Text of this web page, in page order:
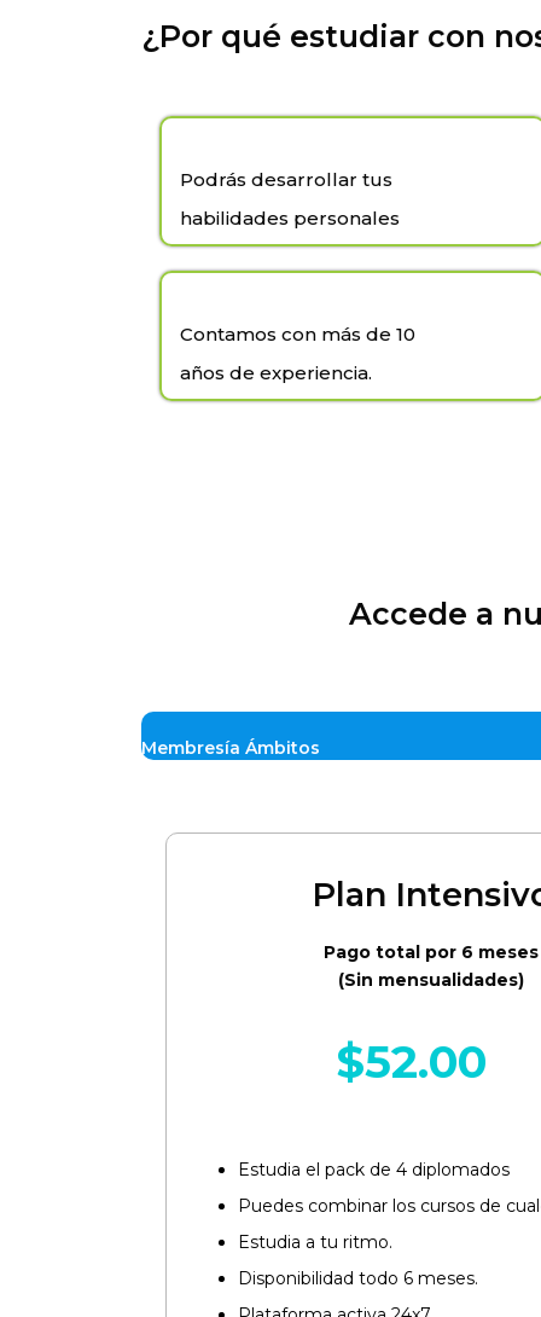
¿Por qué estudiar con
Podrás desarrollar tus
habilidades personales
Contamos con más de 10
años de experiencia.
Accede a
Membresía Ámbitos
Plan
Pago total por 6 meses
(Sin mensualidades)
$52.00
Estudia el pack de 4 diplomados
Puedes combinar los cursos de
Estudia a tu ritmo.
Disponibilidad todo 6 meses.